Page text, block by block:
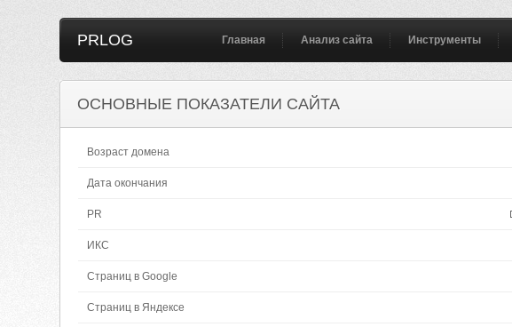
PRLOG Главная Анализ сайта Инструменты
ОСНОВНЫЕ ПОКАЗАТЕЛИ САЙТА
Возраст домена
Дата окончания
PR
ИКС
Страниц в Google
Страниц в Яндексе